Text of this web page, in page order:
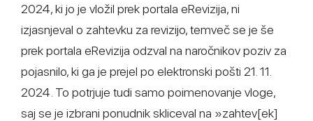
2024, ki jo je vložil prek portala eRevizija, ni
izjasnjeval o zahtevku za revizijo, temveč se je še
prek portala eRevizija odzval na naročnikov poziv za
pojasnilo, ki ga je prejel po elektronski pošti 21. 11.
2024. To potrjuje tudi samo poimenovanje vloge,
saj se je izbrani ponudnik skliceval na »zahtev[ek]